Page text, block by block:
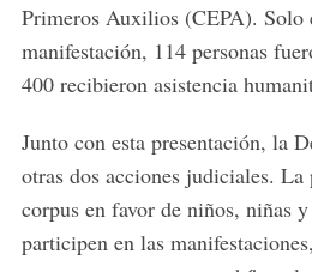
Primeros Auxilios (CEPA). Solo
manifestación, 114 personas
400 recibieron asistencia
Junto con esta presentación, la
otras dos acciones judiciales. La
corpus en favor de niños, niñas
participen en las